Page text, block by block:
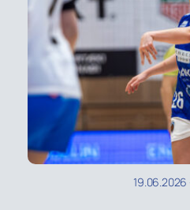
19.06.2026